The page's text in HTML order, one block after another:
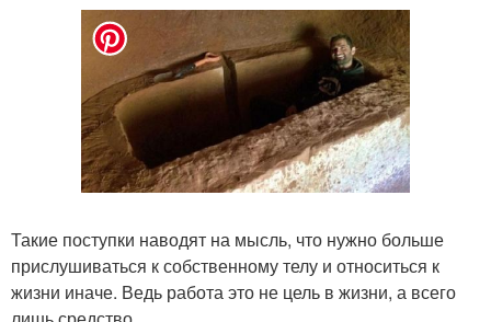
Такие поступки наводят на мысль, что нужно больше
прислушиваться к собственному телу и относиться к
жизни иначе. Ведь работа это не цель в жизни, а всего